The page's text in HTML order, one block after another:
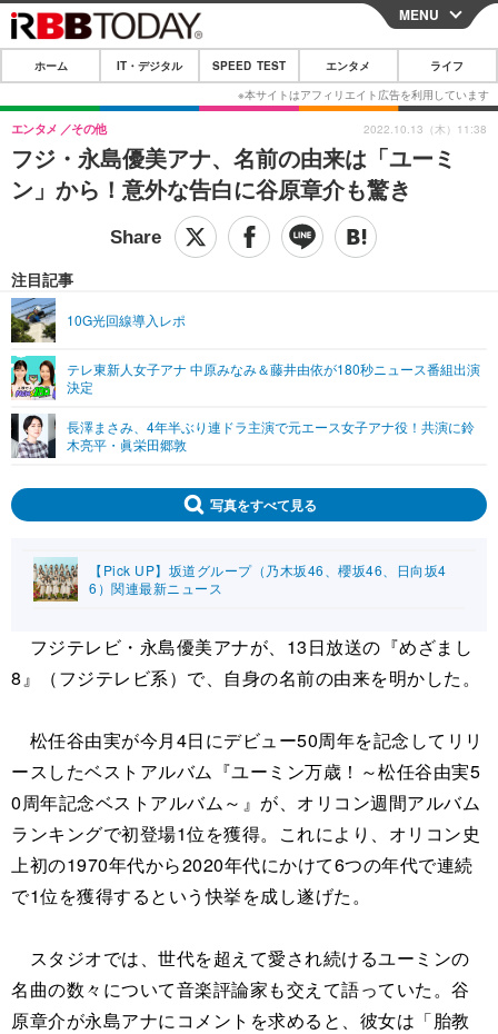
CLOSE
ホーム
IT・デジタル
IT・デジタルTOP スマートフォン
ガジェット・ツール
その他
SPEED TEST
映画・ドラマ
ショッピング その他
ライフTOP
リリース一覧
プッシュ通知の停止方法
MENU
ホーム IT・デジタル SPEED TEST エンタメ ライフ
フジ・永島優美アナ、名前の由来は「ユーミ
ン」から！意外な告白に谷原章介も驚き
エンタメ その他
注目記事
10G光回線導入レポ
テレ東新人女子アナ 中原みなみ＆藤井由依が180秒ニュース番組出演
決定
長澤まさみ、4年半ぶり連ドラ主演で元エース女子アナ役！共演に鈴
木亮平・眞栄田郷敦
2022.10.13（木）11:38
写真をすべて見る
【Pick UP】坂道グループ（乃木坂46、櫻坂46、日向坂4
6）関連最新ニュース
フジテレビ・永島優美アナが、13日放送の『めざまし
8』（フジテレビ系）で、自身の名前の由来を明かした。
松任谷由実が今月4日にデビュー50周年を記念してリリ
ースしたベストアルバム『ユーミン万歳！～松任谷由実5
0周年記念ベストアルバム～』が、オリコン週間アルバム
ランキングで初登場1位を獲得。これにより、オリコン史
上初の1970年代から2020年代にかけて6つの年代で連続
で1位を獲得するという快挙を成し遂げた。
スタジオでは、世代を超えて愛され続けるユーミンの
名曲の数々について音楽評論家も交えて語っていた。谷
原章介が永島アナにコメントを求めると、彼女は「胎教